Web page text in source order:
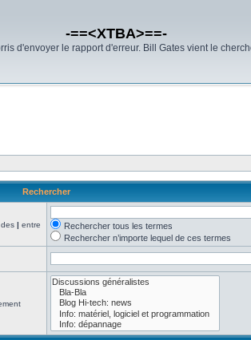
-==<XTBA>==-
d'envoyer le rapport d'erreur. Bill Gates vient le
Rechercher
| entre
Rechercher tous les termes
Rechercher n’importe lequel de ces termes